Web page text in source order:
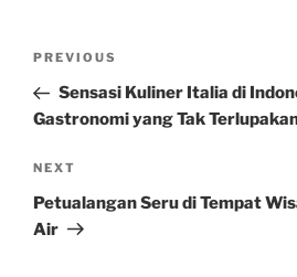
Previous
Post
PREVIOUS
Sensasi Kuliner Italia di
Gastronomi yang Tak
Next
Post
NEXT
Petualangan Seru di Tempat
Air